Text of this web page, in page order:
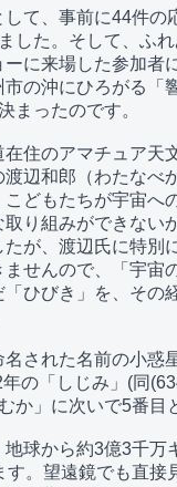
て、事前に44件の
した。そして、ふ
に来場した参加者
の沖にひろがる「
まったのです。
住のアマチュア天
辺和郎（わたなべ
どもたちが宇宙へ
り組みができない
が、渡辺氏に特別
せんので、「宇宙
ひびき」を、その
された名前の小惑
の「しじみ」(同
か」に次いで5番目
球から約3億3千万
す。望遠鏡でも直接